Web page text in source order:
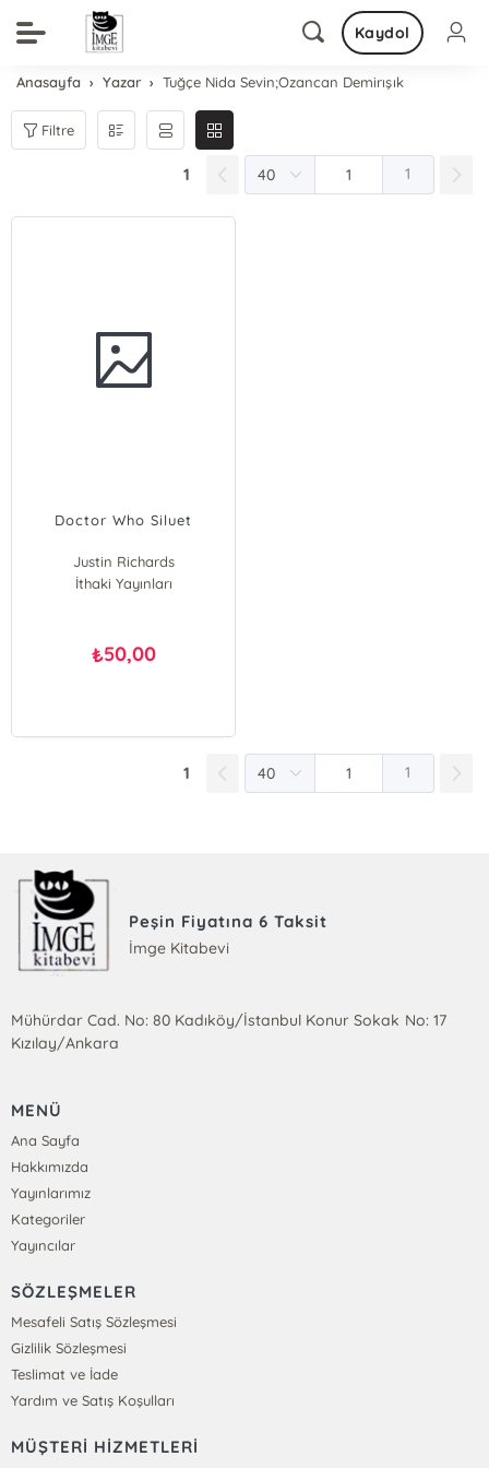
Kaydol
Anasayfa Yazar Tuğçe Nida Sevin;Ozancan Demirışık
Filtre
1 1
Doctor Who Siluet
Justin Richards
İthaki Yayınları
₺50,00
1 1
Peşin Fiyatına 6 Taksit
İmge Kitabevi
Mühürdar Cad. No: 80 Kadıköy/İstanbul Konur Sokak No: 17
Kızılay/Ankara
MENÜ
Ana Sayfa
Hakkımızda
Yayınlarımız
Kategoriler
Yayıncılar
SÖZLEŞMELER
Mesafeli Satış Sözleşmesi
Gizlilik Sözleşmesi
Teslimat ve İade
Yardım ve Satış Koşulları
MÜŞTERİ HİZMETLERİ